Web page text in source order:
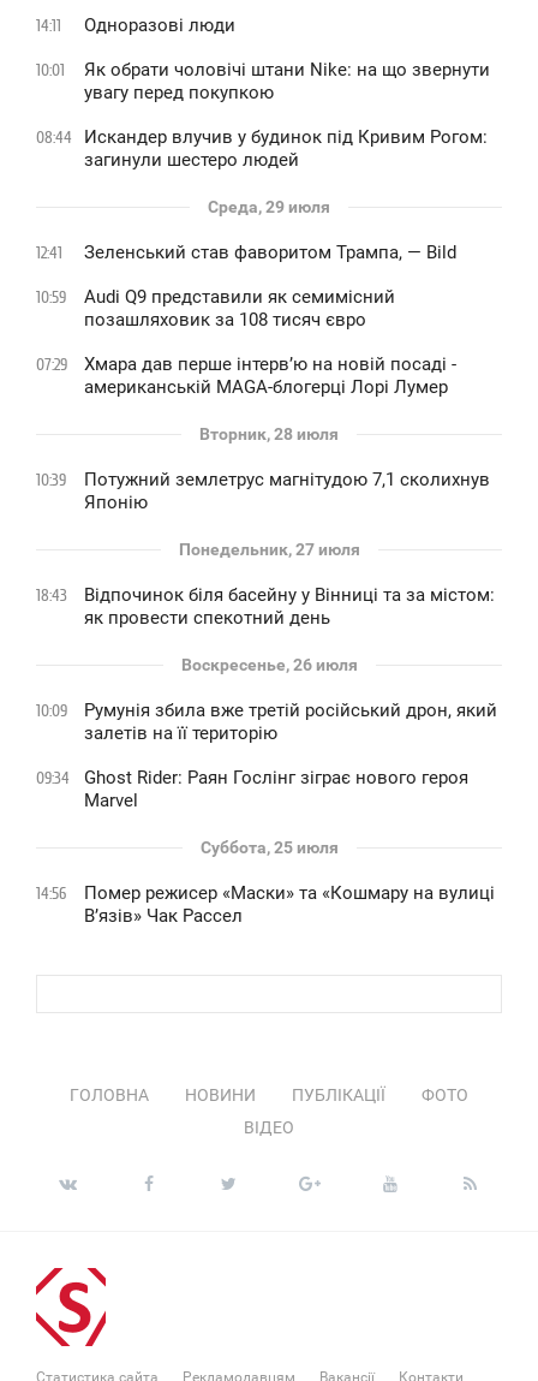
14:11 Одноразові люди
10:01
Як обрати чоловічі штани Nike: на що звернути
увагу перед покупкою
08:44
Искандер влучив у будинок під Кривим Рогом:
загинули шестеро людей
Среда, 29 июля
12:41 Зеленський став фаворитом Трампа, — Bild
10:59
Audi Q9 представили як семимісний
позашляховик за 108 тисяч євро
07:29
Хмара дав перше інтервʼю на новій посаді -
американській MAGA-блогерці Лорі Лумер
Вторник, 28 июля
10:39
Потужний землетрус магнітудою 7,1 сколихнув
Японію
Понедельник, 27 июля
18:43
Відпочинок біля басейну у Вінниці та за містом:
як провести спекотний день
Воскресенье, 26 июля
10:09
Румунія збила вже третій російський дрон, який
залетів на її територію
09:34
Ghost Rider: Раян Гослінг зіграє нового героя
Marvel
Суббота, 25 июля
14:56
Помер режисер «Маски» та «Кошмару на вулиці
В’язів» Чак Рассел
ГОЛОВНА НОВИНИ ПУБЛІКАЦІЇ
ФОТО
ВІДЕО
Статистика сайта Рекламодавцям Вакансії Контакти